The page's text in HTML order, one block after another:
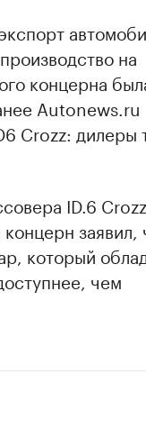
на
концерна
Autonews.ru
Crozz: дилеры
ID.6 Crozz
заявил,
который
чем